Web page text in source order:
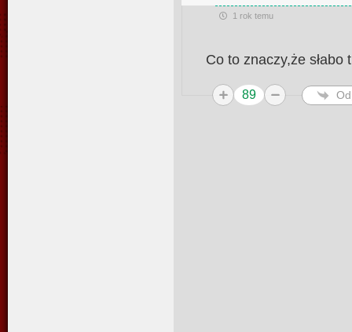
1 rok temu
Co to znaczy,że słabo
89